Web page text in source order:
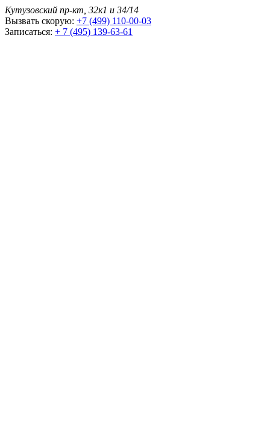
Кутузовский пр-кт, 32к1 и 34/14
Вызвать скорую: +7 (499) 110-00-03
Записаться: + 7 (495) 139-63-61